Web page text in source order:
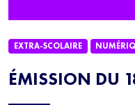
ÉMISSION DU
EXTRA-SCOLAIRE